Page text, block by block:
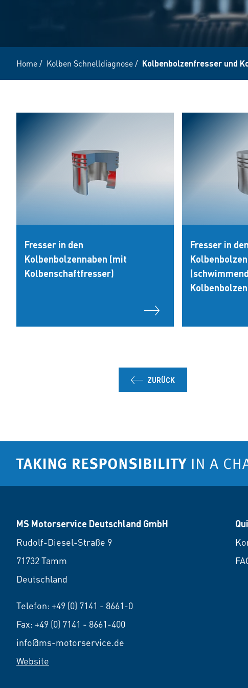
Home/ Kolben Schnelldiagnose/ Kolbenbolzenfresser und
Fresser in den
Kolbenbolzennaben (mit
Kolbenschaftfresser)
Fresser in den
ZURÜCK
MS Motorservice Deutschland GmbH
Rudolf-Diesel-Straße 9
71732 Tamm
Deutschland
Telefon: +49 (0) 7141 - 8661-0
Fax: +49 (0) 7141 - 8661-400
info@ms-motorservice.de
Website